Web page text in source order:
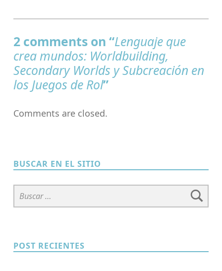
2 comments on “Lenguaje que
crea mundos: Worldbuilding,
Secondary Worlds y Subcreación en
los Juegos de Rol”
Comments are closed.
BUSCAR EN EL SITIO
Buscar:
POST RECIENTES